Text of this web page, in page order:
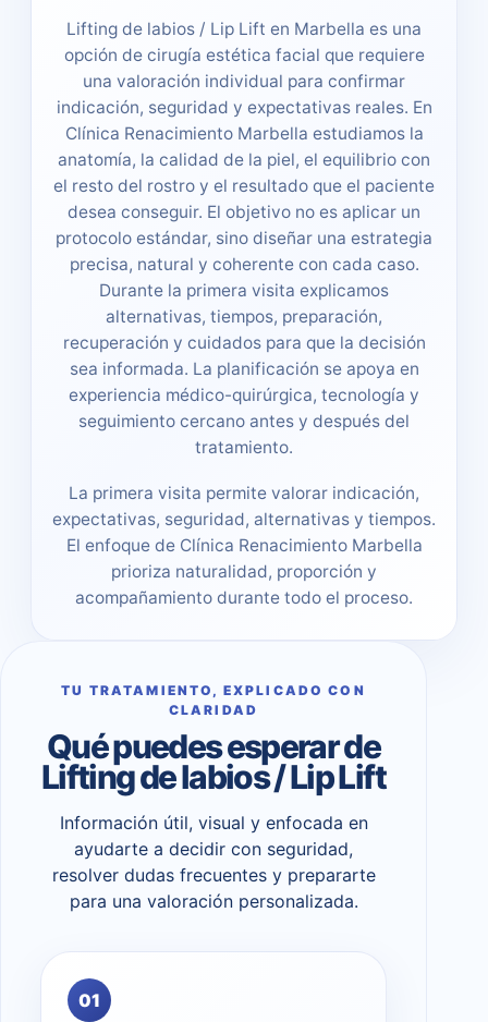
Lifting de labios / Lip Lift en Marbella es una
opción de cirugía estética facial que requiere
una valoración individual para confirmar
indicación, seguridad y expectativas reales. En
Clínica Renacimiento Marbella estudiamos la
anatomía, la calidad de la piel, el equilibrio con
el resto del rostro y el resultado que el paciente
desea conseguir. El objetivo no es aplicar un
protocolo estándar, sino diseñar una estrategia
precisa, natural y coherente con cada caso.
Durante la primera visita explicamos
alternativas, tiempos, preparación,
recuperación y cuidados para que la decisión
sea informada. La planificación se apoya en
experiencia médico-quirúrgica, tecnología y
seguimiento cercano antes y después del
tratamiento.
La primera visita permite valorar indicación,
expectativas, seguridad, alternativas y tiempos.
El enfoque de Clínica Renacimiento Marbella
prioriza naturalidad, proporción y
acompañamiento durante todo el proceso.
TU TRATAMIENTO, EXPLICADO CON
CLARIDAD
Qué puedes esperar de
Lifting de labios / Lip Lift
Información útil, visual y enfocada en
ayudarte a decidir con seguridad,
resolver dudas frecuentes y prepararte
para una valoración personalizada.
01